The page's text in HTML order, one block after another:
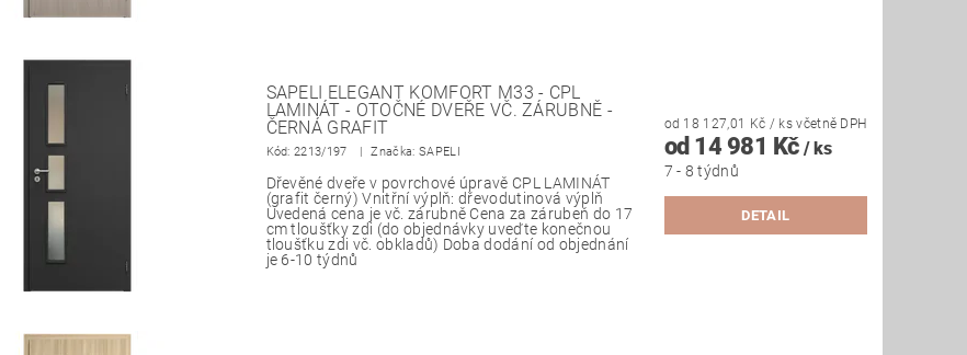
SAPELI ELEGANT KOMFORT M33 - CPL
LAMINÁT - OTOČNÉ DVEŘE VČ. ZÁRUBNĚ -
ČERNÁ GRAFIT
Kód:2213/197 Značka: SAPELI
Dřevěné dveře v povrchové úpravě CPL LAMINÁT
(grafit černý) Vnitřní výplň: dřevodutinová výplň
Uvedená cena je vč. zárubně Cena za zárubeň do 17
cm tloušťky zdi (do objednávky uveďte konečnou
tloušťku zdi vč. obkladů) Doba dodání od objednání
je 6-10 týdnů
od 18 127,01 Kč / ksvčetně DPH
od 14 981 Kč/ ks
7 - 8 týdnů
DETAIL